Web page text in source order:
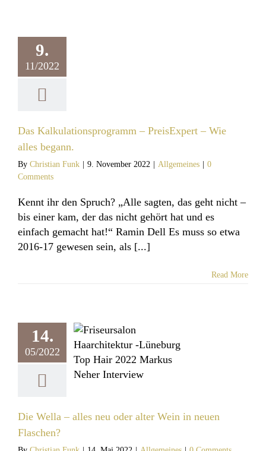
9.
11/2022
– Wie
begann.
Das Kalkulationsprogramm – PreisExpert – Wie
alles begann.
By Christian Funk 9. November 2022 Allgemeines
0
Comments
Kennt ihr den Spruch? „Alle sagten, das geht nicht –
bis einer kam, der das nicht gehört hat und es
einfach gemacht hat!“ Ramin Dell Es muss so etwa
2016-17 gewesen sein, als [...]
Read More
14.
05/2022
– alles neu
Wein in
Flaschen?
Die Wella – alles neu oder alter Wein in neuen
Flaschen?